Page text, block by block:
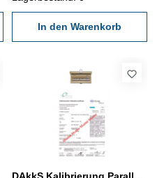
den gültigen Vorschriften von
VDI/VDE/DGQ 2618 oder
nach angegebenen
In den Warenkorb
DAkkS Kalibrierung Parallelendmaß-Prüfsatz 5-teilig für Mikrometer